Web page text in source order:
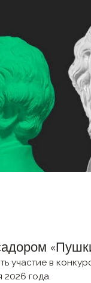
участие в
2026 года.